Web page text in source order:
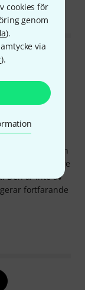
cookies för
genom
).
via
).
gick sönder, och
senare
Den är inte av
fortfarande